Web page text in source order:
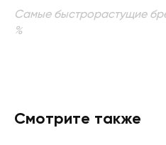
Самые быстрорастущие
%
Смотрите также